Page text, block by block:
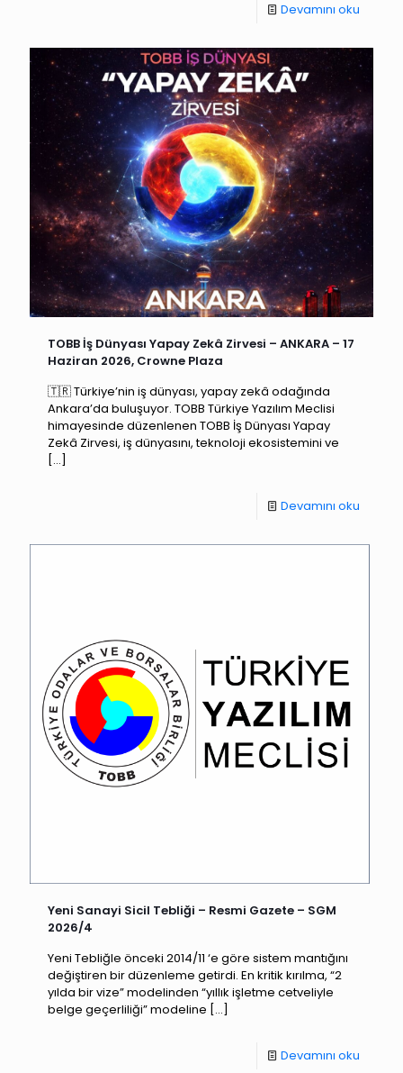
Devamını oku
TOBB İş Dünyası Yapay Zekâ Zirvesi – ANKARA – 17
Haziran 2026, Crowne Plaza
🇹🇷 Türkiye’nin iş dünyası, yapay zekâ odağında
Ankara’da buluşuyor. TOBB Türkiye Yazılım Meclisi
himayesinde düzenlenen TOBB İş Dünyası Yapay
Zekâ Zirvesi, iş dünyasını, teknoloji ekosistemini ve
[…]
Devamını oku
Yeni Sanayi Sicil Tebliği – Resmi Gazete – SGM
2026/4
Yeni Tebliğle önceki 2014/11 ‘e göre sistem mantığını
değiştiren bir düzenleme getirdi. En kritik kırılma, “2
yılda bir vize” modelinden “yıllık işletme cetveliyle
belge geçerliliği” modeline […]
Devamını oku